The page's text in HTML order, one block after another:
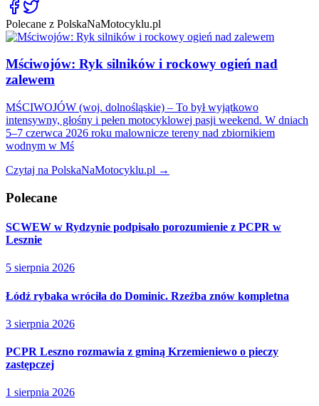
Polecane z PolskaNaMotocyklu.pl
Mściwojów: Ryk silników i rockowy ogień nad
zalewem
MŚCIWOJÓW (woj. dolnośląskie) – To był wyjątkowo
intensywny, głośny i pełen motocyklowej pasji weekend. W dniach
5–7 czerwca 2026 roku malownicze tereny nad zbiornikiem
wodnym w Mś
Czytaj na PolskaNaMotocyklu.pl →
Polecane
SCWEW w Rydzynie podpisało porozumienie z PCPR w
Lesznie
5 sierpnia 2026
Łódź rybaka wróciła do Dominic. Rzeźba znów kompletna
3 sierpnia 2026
PCPR Leszno rozmawia z gminą Krzemieniewo o pieczy
zastępczej
1 sierpnia 2026